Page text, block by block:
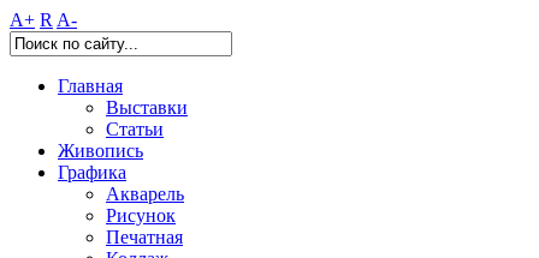
A+ R A-
Главная
Выставки
Статьи
Живопись
Графика
Акварель
Рисунок
Печатная